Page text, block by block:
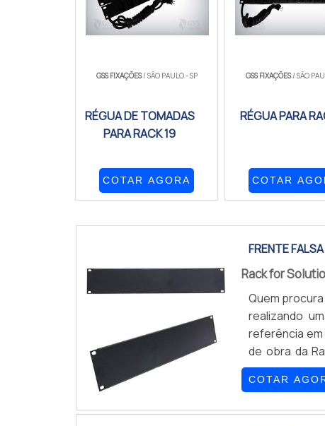
GSS FIXAÇÕES/ SÃO PAULO - SP
RÉGUA DE TOMADAS
PARA RACK 19
COTAR AGORA
GSS FIXAÇÕES/ SÃO
RÉGUA PARA
COTAR
FRENTE
Rack for
Quem
realizando
referência em
de obra da
todo o
1UHá muitas
COTAR